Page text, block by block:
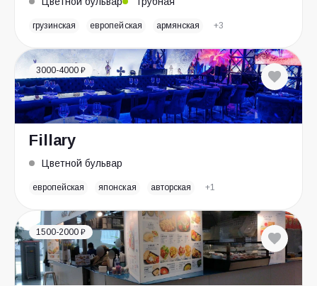
грузинская европейская армянская +3
3000-4000 ₽
Fillary
Цветной бульвар
европейская японская авторская +1
1500-2000 ₽